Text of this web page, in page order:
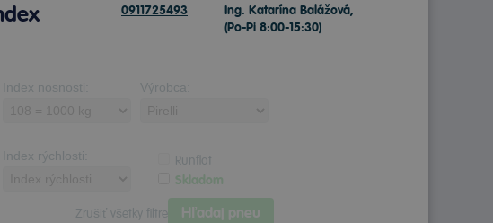
0911725493
Ing. Katarína Balážová,
(Po-Pi 8:00-15:30)
Index nosnosti: Výrobca:
Index rýchlosti: Runflat
Skladom
Zrušiť všetky filtre Hľadaj pneu